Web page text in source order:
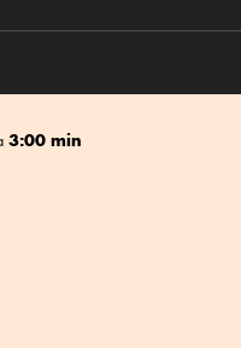
3:00 min